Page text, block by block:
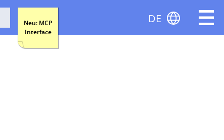
Neu: MCP
Interface
DE